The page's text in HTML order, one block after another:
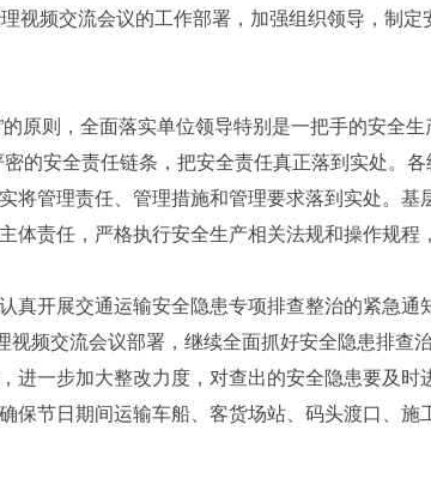
视频交流会议的工作部署，加强组织领导，制
则，全面落实单位领导特别是一把手的安全生
的安全责任链条，把安全责任真正落到实处。
管理责任、管理措施和管理要求落到实处。基
责任，严格执行安全生产相关法规和操作规程
开展交通运输安全隐患专项排查整治的紧急通
频交流会议部署，继续全面抓好安全隐患排查
一步加大整改力度，对查出的安全隐患要及时
节日期间运输车船、客货场站、码头渡口、施